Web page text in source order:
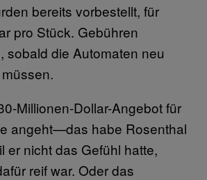
bereits vorbestellt, für
pro Stück. Gebühren
sobald die Automaten neu
Millionen-Dollar-Angebot für
angeht—das habe Rosenthal
er nicht das Gefühl hatte,
reif war. Oder das